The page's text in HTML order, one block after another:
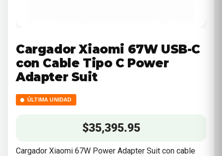
Cargador Xiaomi 67W USB-C
con Cable Tipo C Power
Adapter Suit
ÚLTIMA UNIDAD
$35,395.95
Cargador Xiaomi 67W Power Adapter Suit con cable